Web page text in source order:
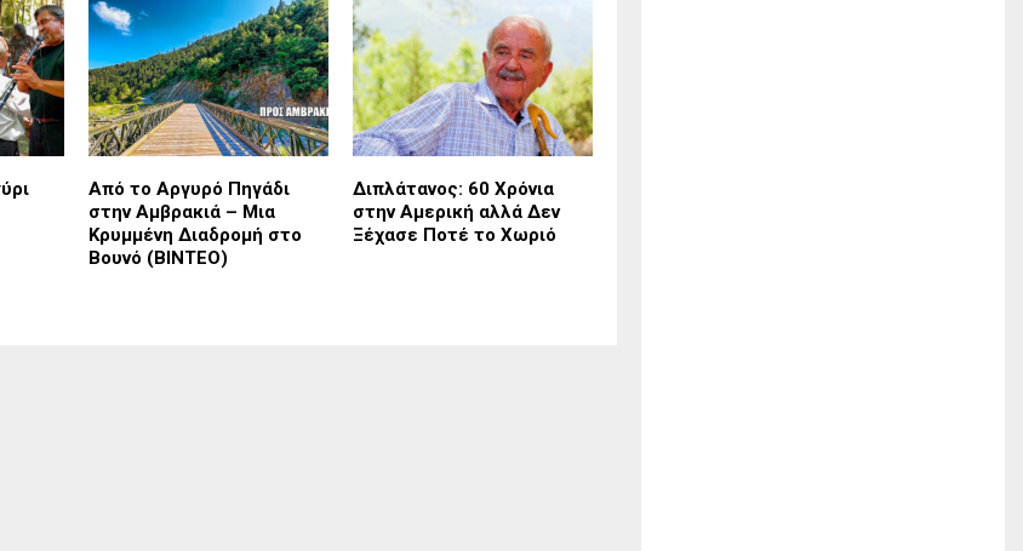
Από το Αργυρό Πηγάδι
στην Αμβρακιά – Μια
Κρυμμένη Διαδρομή στο
Βουνό (ΒΙΝΤΕΟ)
Διπλάτανος: 60 Χρόνια
στην Αμερική αλλά Δεν
Ξέχασε Ποτέ το Χωριό